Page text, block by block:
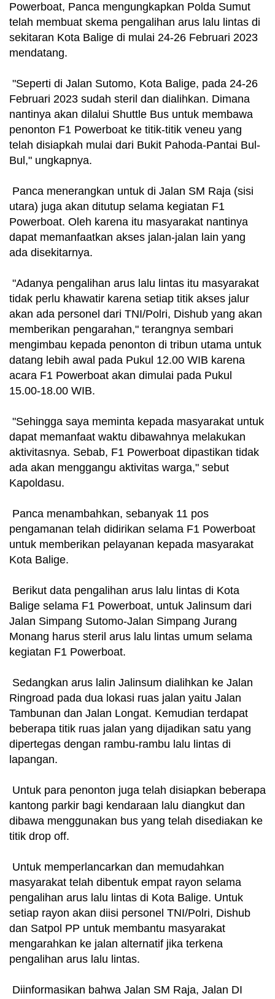
Powerboat, Panca mengungkapkan Polda Sumut
telah membuat skema pengalihan arus lalu lintas di
sekitaran Kota Balige di mulai 24-26 Februari 2023
mendatang.
"Seperti di Jalan Sutomo, Kota Balige, pada 24-26
Februari 2023 sudah steril dan dialihkan. Dimana
nantinya akan dilalui Shuttle Bus untuk membawa
penonton F1 Powerboat ke titik-titik veneu yang
telah disiapkah mulai dari Bukit Pahoda-Pantai Bul-
Bul," ungkapnya.
Panca menerangkan untuk di Jalan SM Raja (sisi
utara) juga akan ditutup selama kegiatan F1
Powerboat. Oleh karena itu masyarakat nantinya
dapat memanfaatkan akses jalan-jalan lain yang
ada disekitarnya.
"Adanya pengalihan arus lalu lintas itu masyarakat
tidak perlu khawatir karena setiap titik akses jalur
akan ada personel dari TNI/Polri, Dishub yang akan
memberikan pengarahan," terangnya sembari
mengimbau kepada penonton di tribun utama untuk
datang lebih awal pada Pukul 12.00 WIB karena
acara F1 Powerboat akan dimulai pada Pukul
15.00-18.00 WIB.
"Sehingga saya meminta kepada masyarakat untuk
dapat memanfaat waktu dibawahnya melakukan
aktivitasnya. Sebab, F1 Powerboat dipastikan tidak
ada akan menggangu aktivitas warga," sebut
Kapoldasu.
Panca menambahkan, sebanyak 11 pos
pengamanan telah didirikan selama F1 Powerboat
untuk memberikan pelayanan kepada masyarakat
Kota Balige.
Berikut data pengalihan arus lalu lintas di Kota
Balige selama F1 Powerboat, untuk Jalinsum dari
Jalan Simpang Sutomo-Jalan Simpang Jurang
Monang harus steril arus lalu lintas umum selama
kegiatan F1 Powerboat.
Sedangkan arus lalin Jalinsum dialihkan ke Jalan
Ringroad pada dua lokasi ruas jalan yaitu Jalan
Tambunan dan Jalan Longat. Kemudian terdapat
beberapa titik ruas jalan yang dijadikan satu yang
dipertegas dengan rambu-rambu lalu lintas di
lapangan.
Untuk para penonton juga telah disiapkan beberapa
kantong parkir bagi kendaraan lalu diangkut dan
dibawa menggunakan bus yang telah disediakan ke
titik drop off.
Untuk memperlancarkan dan memudahkan
masyarakat telah dibentuk empat rayon selama
pengalihan arus lalu lintas di Kota Balige. Untuk
setiap rayon akan diisi personel TNI/Polri, Dishub
dan Satpol PP untuk membantu masyarakat
mengarahkan ke jalan alternatif jika terkena
pengalihan arus lalu lintas.
Diinformasikan bahwa Jalan SM Raja, Jalan DI